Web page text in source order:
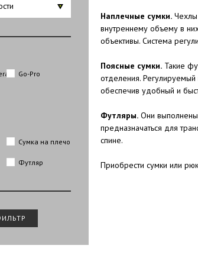
Go-Pro
Сумка на плечо
Футляр
Наплечные сумки.
внутреннему объему в
объективы. Система
Поясные сумки. Такие
отделения. Регулируемый
обеспечив удобный и
Футляры. Они
предназначаться для
спине.
Приобрести сумки или